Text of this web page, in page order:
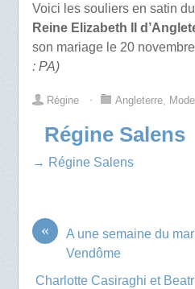
Voici les souliers en satin
Reine Elizabeth II
son mariage le 20
: PA)
Régine ⋅ Angleterre, Mode
Régine Salens
→ Régine Salens
«
A une semaine du
Vendôme
Charlotte Casiraghi et